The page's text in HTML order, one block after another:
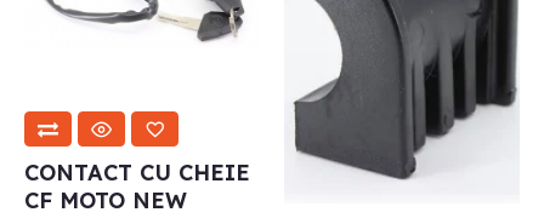
CONTACT CU CHEIE
CF MOTO NEW